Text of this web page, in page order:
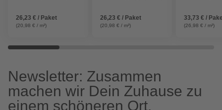
26,23 € / Paket
(20,98 € / m²)
26,23 € / Paket
(20,98 € / m²)
33,73 € /
(26,98 € / m²)
Newsletter: Zusammen
machen wir Dein Zuhause zu
einem schöneren Ort.